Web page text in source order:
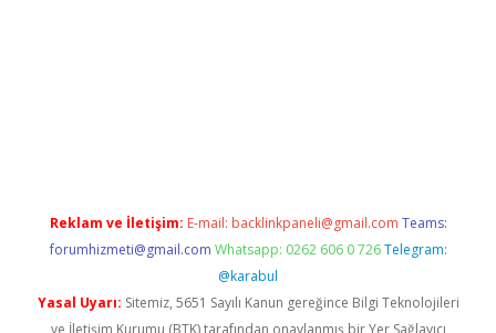
Reklam ve İletişim: E-mail: backlinkpaneli@gmail.com Teams:
forumhizmeti@gmail.com Whatsapp: 0262 606 0 726 Telegram:
@karabul
Yasal Uyarı: Sitemiz, 5651 Sayılı Kanun gereğince Bilgi Teknolojileri
ve İletişim Kurumu (BTK) tarafından onaylanmış bir Yer Sağlayıcı